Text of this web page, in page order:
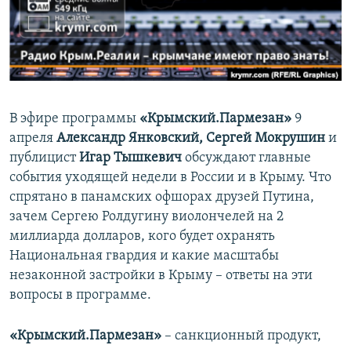
УКРАИНСКАЯ ПРОБЛЕМА КРЫМА
Все сайты RFE/RL
В эфире программы «Крымский.Пармезан» 9
апреля Александр Янковский, Сергей Мокрушин и
публицистИгар Тышкевич обсуждают главные
события уходящей недели в России и в Крыму. Что
спрятано в панамских офшорах друзей Путина,
зачем Сергею Ролдугину виолончелей на 2
миллиарда долларов, кого будет охранять
Национальная гвардия и какие масштабы
незаконной застройки в Крыму – ответы на эти
вопросы в программе.
«Крымский.Пармезан» – санкционный продукт,